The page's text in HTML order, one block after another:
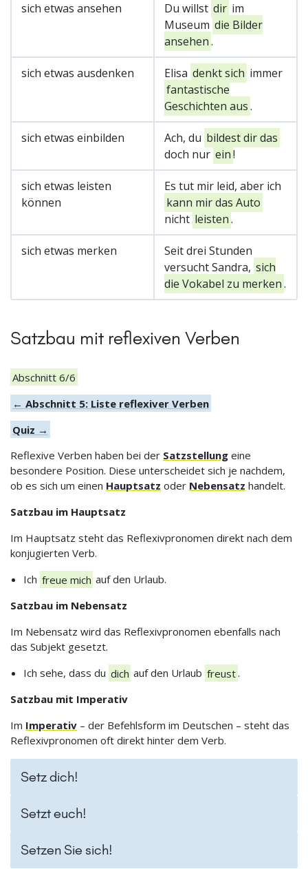
sich etwas ansehen Du willst dir im
Museum die Bilder
ansehen.
sich etwas ausdenken Elisa denkt sich immer
fantastische
Geschichten aus.
sich etwas einbilden Ach, du bildest dir das
doch nur ein!
sich etwas leisten
können
Es tut mir leid, aber ich
kann mir das Auto
nicht leisten.
sich etwas merken
Seit drei Stunden
versucht Sandra, sich
die Vokabel zu merken.
Satzbau mit reflexiven Verben
Abschnitt 6/6
← Abschnitt 5: Liste reflexiver Verben
Quiz →
Reflexive Verben haben bei der Satzstellung eine
besondere Position. Diese unterscheidet sich je nachdem,
ob es sich um einen Hauptsatz oder Nebensatz handelt.
Satzbau im Hauptsatz
Im Hauptsatz steht das Reflexivpronomen direkt nach dem
konjugierten Verb.
Ich freue mich auf den Urlaub.
Satzbau im Nebensatz
Im Nebensatz wird das Reflexivpronomen ebenfalls nach
das Subjekt gesetzt.
Ich sehe, dass du dich auf den Urlaub freust.
Satzbau mit Imperativ
Im Imperativ – der Befehlsform im Deutschen – steht das
Reflexivpronomen oft direkt hinter dem Verb.
Setz dich!
Setzt euch!
Setzen Sie sich!